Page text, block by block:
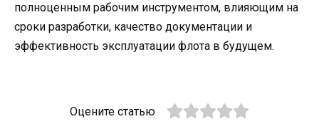
полноценным рабочим инструментом, влияющим на
сроки разработки, качество документации и
эффективность эксплуатации флота в будущем.
Оцените статью